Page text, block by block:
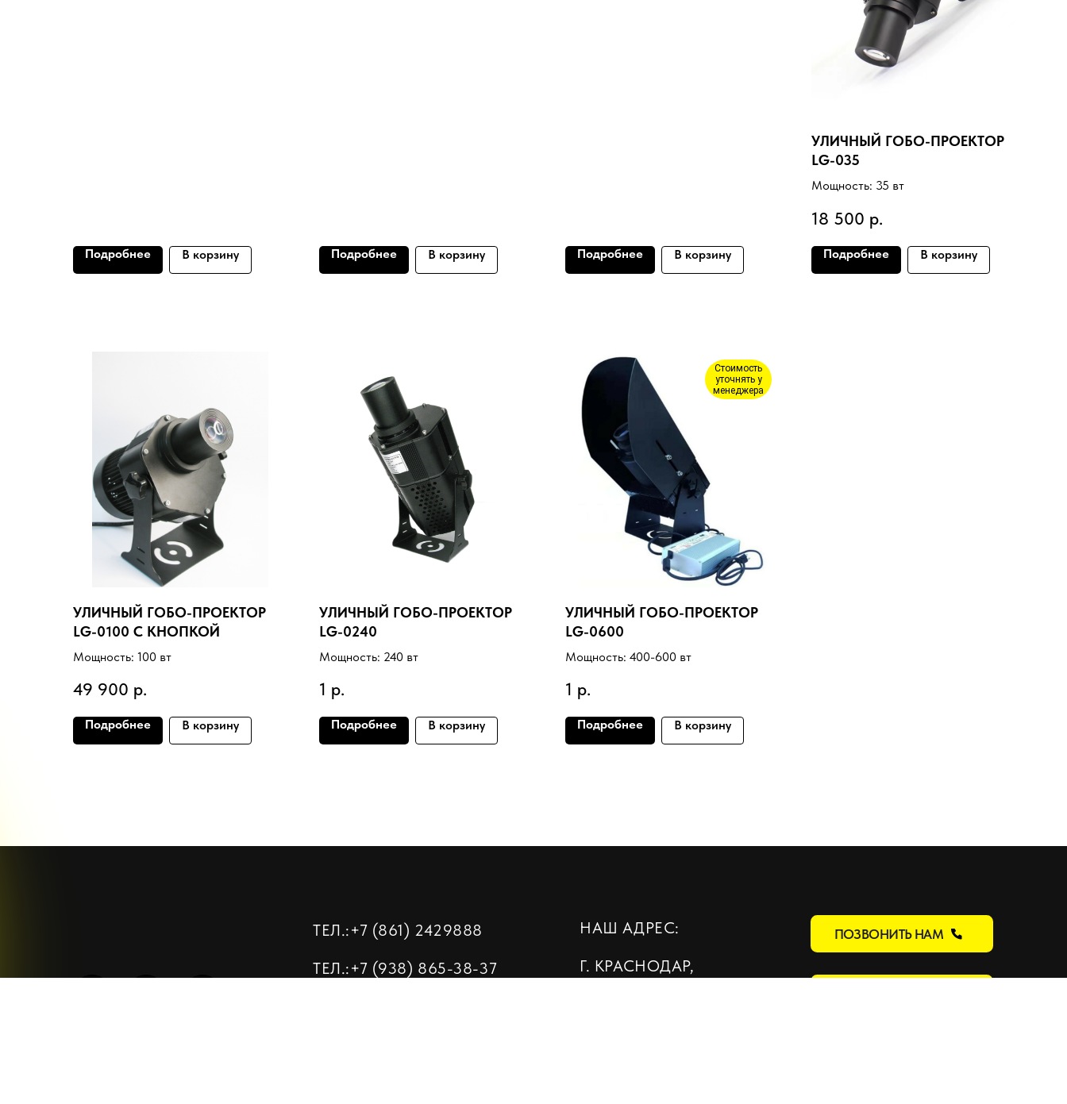
Подробнее В корзину Подробнее В корзину Подробнее В корзину
УЛИЧНЫЙ ГОБО-ПРОЕКТОР
LG-035
Мощность: 35 вт
18 500 р.
Подробнее В корзину
УЛИЧНЫЙ ГОБО-ПРОЕКТОР
LG-0100 С КНОПКОЙ
Мощность: 100 вт
49 900 р.
Подробнее В корзину
УЛИЧНЫЙ ГОБО-ПРОЕКТОР
LG-0240
Мощность: 240 вт
1 р.
Подробнее В корзину
Стоимость
уточнять у
менеджера
УЛИЧНЫЙ ГОБО-ПРОЕКТОР
LG-0600
Мощность: 400-600 вт
1 р.
Подробнее В корзину
НАШ АДРЕС: